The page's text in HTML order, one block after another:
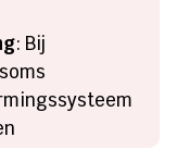
: Bij